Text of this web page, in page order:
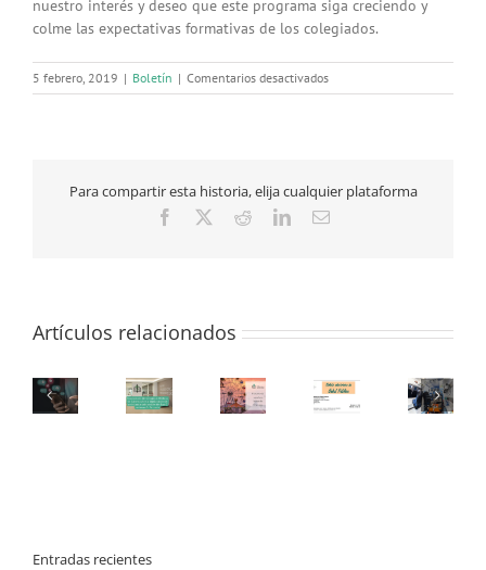
nuestro interés y deseo que este programa siga creciendo y
colme las expectativas formativas de los colegiados.
5 febrero, 2019 | Boletín | Comentarios desactivadosen
El
Cáceres
recuerda
el
acreditar
un
Para compartir esta historia, elija cualquier plataforma
Facebook RedditLinkedInCorreo
Artículos relacionados
Entradas recientes